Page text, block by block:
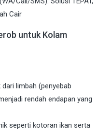
untuk Kolam
limbah (penyebab
rendah endapan yang
seperti kotoran ikan serta